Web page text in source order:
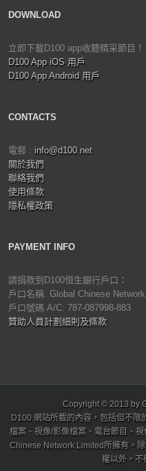
DOWNLOAD
立即下載D100 app收聽精采節目！
D100 App iOS 用戶
D100 App Android 用戶
CONTACTS
電郵 : info@d100.net
關於我們
聯絡我們
使用條款
隱私權政策
PAYMENT INFO
請捐款到D100恒生銀行戶口：
戶口名稱: Global Chinese
戶口號碼 A/C: 787-087998-883
贊助人員計劃細則及條款
Copyright © 2013 by
D100 網站所載的內容，包括但不限
檔案、視像/影像檔案、電台節目、
Chinese Network Limited所擁有。
權以外，不